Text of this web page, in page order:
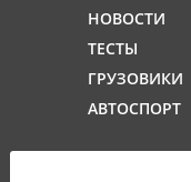
НОВОСТИ
ТЕСТЫ
ГРУЗОВИКИ
АВТОСПОРТ